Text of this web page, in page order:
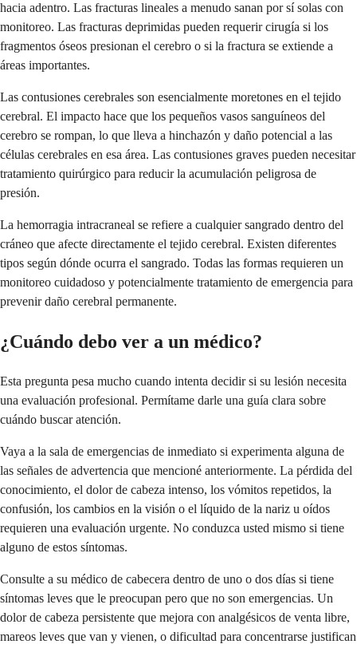
hacia adentro. Las fracturas lineales a menudo sanan por sí solas con
monitoreo. Las fracturas deprimidas pueden requerir cirugía si los
fragmentos óseos presionan el cerebro o si la fractura se extiende a
áreas importantes.
Las contusiones cerebrales son esencialmente moretones en el tejido
cerebral. El impacto hace que los pequeños vasos sanguíneos del
cerebro se rompan, lo que lleva a hinchazón y daño potencial a las
células cerebrales en esa área. Las contusiones graves pueden necesitar
tratamiento quirúrgico para reducir la acumulación peligrosa de
presión.
La hemorragia intracraneal se refiere a cualquier sangrado dentro del
cráneo que afecte directamente el tejido cerebral. Existen diferentes
tipos según dónde ocurra el sangrado. Todas las formas requieren un
monitoreo cuidadoso y potencialmente tratamiento de emergencia para
prevenir daño cerebral permanente.
¿Cuándo debo ver a un médico?
Esta pregunta pesa mucho cuando intenta decidir si su lesión necesita
una evaluación profesional. Permítame darle una guía clara sobre
cuándo buscar atención.
Vaya a la sala de emergencias de inmediato si experimenta alguna de
las señales de advertencia que mencioné anteriormente. La pérdida del
conocimiento, el dolor de cabeza intenso, los vómitos repetidos, la
confusión, los cambios en la visión o el líquido de la nariz u oídos
requieren una evaluación urgente. No conduzca usted mismo si tiene
alguno de estos síntomas.
Consulte a su médico de cabecera dentro de uno o dos días si tiene
síntomas leves que le preocupan pero que no son emergencias. Un
dolor de cabeza persistente que mejora con analgésicos de venta libre,
mareos leves que van y vienen, o dificultad para concentrarse justifican